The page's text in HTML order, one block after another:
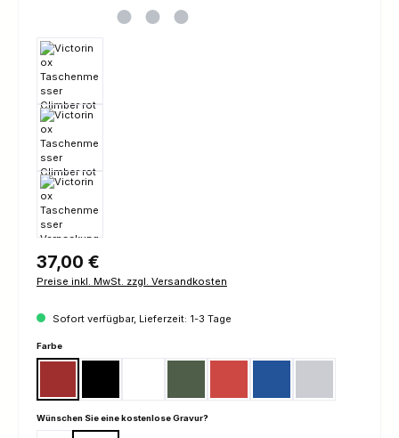
Regulärer Preis:
37,00 €
Preise inkl. MwSt. zzgl. Versandkosten
Sofort verfügbar, Lieferzeit: 1-3 Tage
Farbeauswählen
Wünschen Sie eine kostenlose Gravur?auswählen